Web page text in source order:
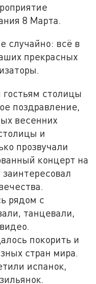
8 Марта.
случайно: всё в
прекрасных
гостьям столицы
поздравление,
весенних
и
прозвучали
концерт на
рядом с
танцевали,
покорить и
стран мира.
испанок,